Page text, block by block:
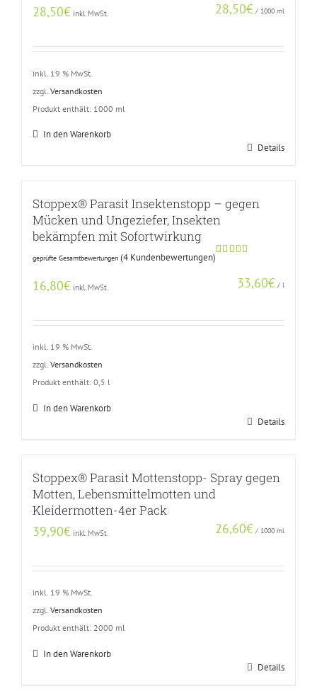
28,50€ inkl. MwSt. 28,50€ / 1000 ml
inkl. 19 % MwSt.
zzgl. Versandkosten
Produkt enthält: 1000 ml
In den Warenkorb
Details
Stoppex® Parasit Insektenstopp – gegen
Mücken und Ungeziefer, Insekten
bekämpfen mit Sofortwirkung
von 5,
basierend
geprüfte Gesamtbewertungen (4 Kundenbewertungen)
16,80€ inkl. MwSt. 33,60€ / l
inkl. 19 % MwSt.
zzgl. Versandkosten
Produkt enthält: 0,5 l
In den Warenkorb
Details
Stoppex® Parasit Mottenstopp- Spray gegen
Motten, Lebensmittelmotten und
Kleidermotten-4er Pack
39,90€ inkl. MwSt. 26,60€ / 1000 ml
inkl. 19 % MwSt.
zzgl. Versandkosten
Produkt enthält: 2000 ml
In den Warenkorb
Details